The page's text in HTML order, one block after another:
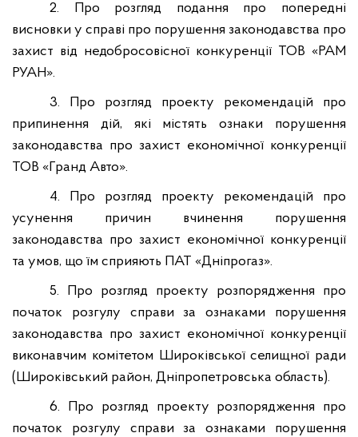
2. Про розгляд подання про попередні
висновки у справі про порушення законодавства про
захист від недобросовісної конкуренції ТОВ «РАМ
РУАН».
3. Про розгляд проекту рекомендацій про
припинення дій, які містять ознаки порушення
законодавства про захист економічної конкуренції
ТОВ «Гранд Авто».
4. Про розгляд проекту рекомендацій
про
усунення причин вчинення порушення
законодавства про захист економічної конкуренції
та умов, що їм сприяють ПАТ «Дніпрогаз».
5. Про розгляд проекту розпорядження про
початок розгулу справи за ознаками порушення
законодавства про захист економічної конкуренції
виконавчим комітетом Широківської селищної ради
(Широківський район, Дніпропетровська область).
6. Про розгляд проекту розпорядження про
початок розгулу справи за ознаками порушення